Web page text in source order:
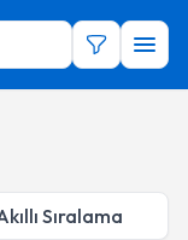
Sıralama